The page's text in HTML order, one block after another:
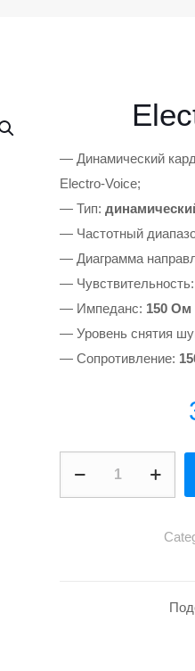
— Динамический
Electro-Voice;
— Тип:
— Частотный
— Диаграмма
— Чувствительность:
— Импеданс: 150 Ом
— Уровень снятия
— Сопротивление: